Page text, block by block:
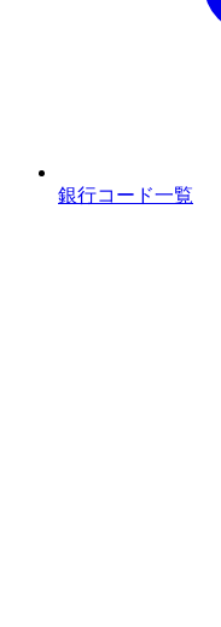
銀行コード一覧